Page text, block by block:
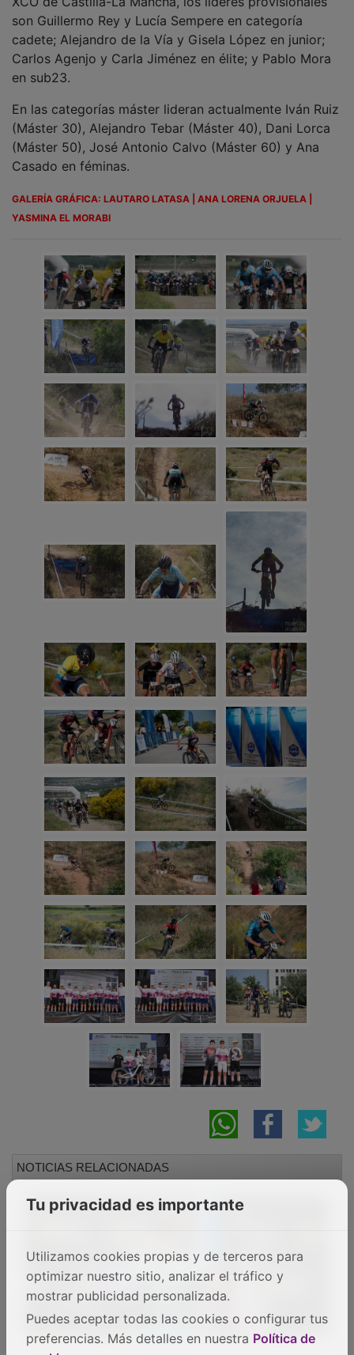
son Guillermo Rey y Lucía Sempere en categoría
cadete; Alejandro de la Vía y Gisela López en junior;
Carlos Agenjo y Carla Jiménez en élite; y Pablo Mora
en sub23.
(Máster 30), Alejandro Tebar (Máster 40), Dani Lorca
(Máster 50), José Antonio Calvo (Máster 60) y Ana
Casado en féminas.
YASMINA EL MORABI
Tu privacidad es importante
Utilizamos cookies propias y de terceros para
optimizar nuestro sitio, analizar el tráfico y
mostrar publicidad personalizada.
Puedes aceptar todas las cookies o configurar tus
preferencias. Más detalles en nuestra Política de